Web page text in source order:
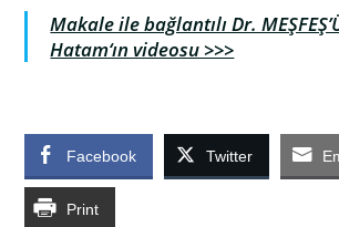
Makale ile bağlantılı Dr.
Hatam‘ın videosu >>>
Facebook Twitter
Print